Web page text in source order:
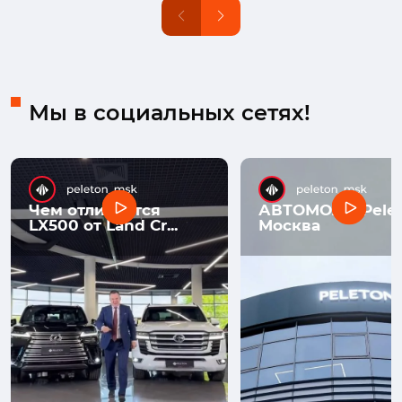
Мы в социальных сетях!
Чем отличается
LX500 от Land Cr...
АВТОМОЛЛ
Москва